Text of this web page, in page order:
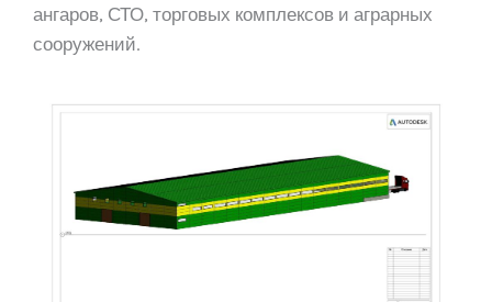
ангаров, СТО, торговых комплексов и аграрных
сооружений.